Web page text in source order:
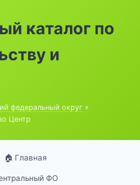
каталог по
и
федеральный округ »
Центр
🏠 Главная
ФО